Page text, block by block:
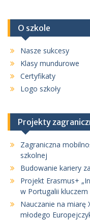
O szkole
Nasze sukcesy
Klasy mundurowe
Certyfikaty
Logo szkoły
Projekty
Zagraniczna
szkolnej
Budowanie kariery
Projekt Erasmus+
w Portugalii
Nauczanie na miarę
młodego